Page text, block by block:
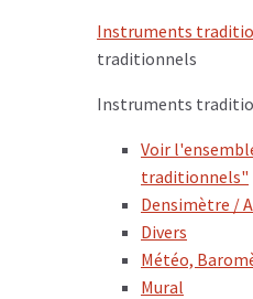
Instruments
traditionnels
Instruments
Voir
traditionnels"
Densimètre /
Divers
Météo,
Mural